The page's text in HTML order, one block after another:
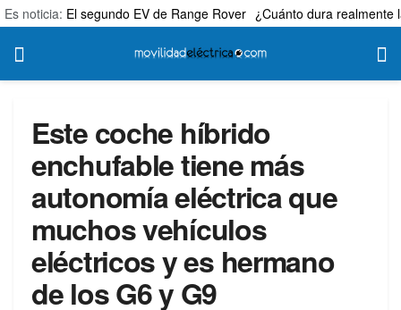
Es noticia: El segundo EV de Range Rover ¿Cuánto dura realmente
Este coche híbrido
enchufable tiene más
autonomía eléctrica que
muchos vehículos
eléctricos y es hermano
de los G6 y G9